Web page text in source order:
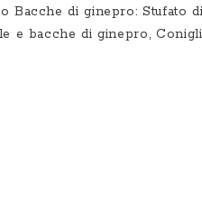
Bacche di ginepro:Stufato
e bacche di ginepro,